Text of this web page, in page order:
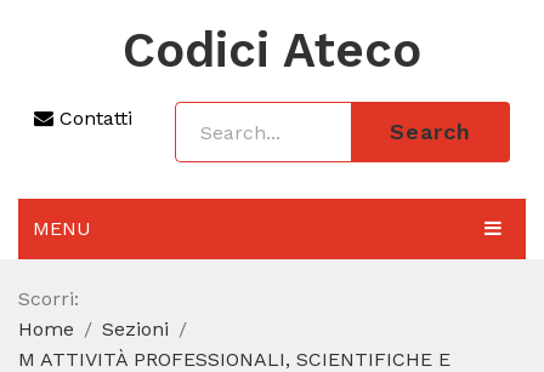
Codici Ateco
Contatti
Search
MENU
AGGIORNAMENTO 2025
SEZIONI
Scorri:
Home
Sezioni
M ATTIVITÀ PROFESSIONALI, SCIENTIFICHE E